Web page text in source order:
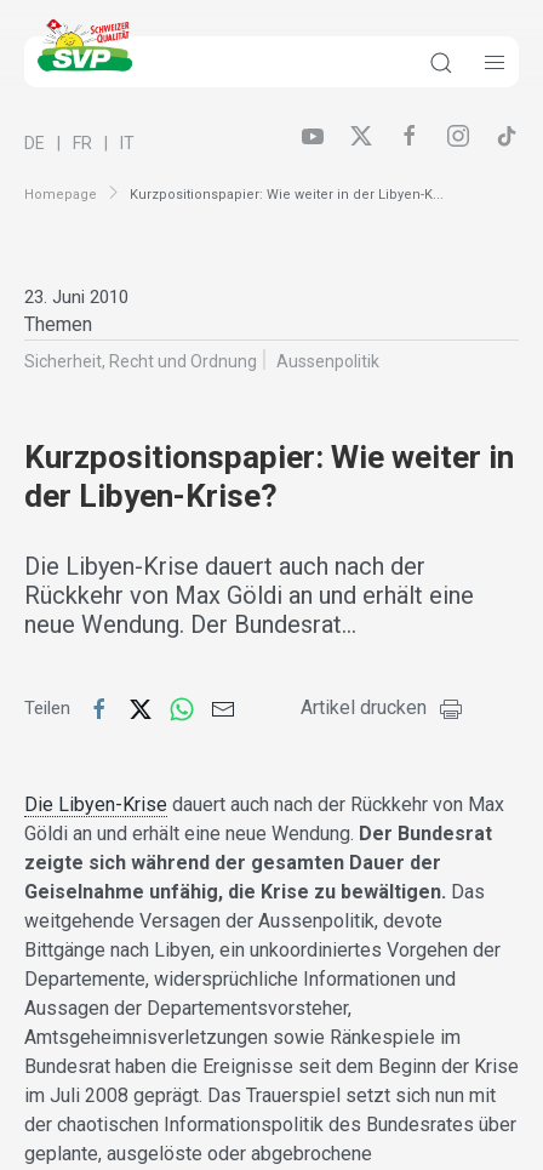
Homepage Kurzpositionspapier: Wie weiter in der Libyen-K...
DE FR IT
23. Juni 2010
Themen
Sicherheit, Recht und Ordnung Aussenpolitik
Kurzpositionspapier: Wie weiter in
der Libyen-Krise?
Die Libyen-Krise dauert auch nach der
Rückkehr von Max Göldi an und erhält eine
neue Wendung. Der Bundesrat…
Teilen Artikel drucken
Die Libyen-Krise dauert auch nach der Rückkehr von Max
Göldi an und erhält eine neue Wendung. Der Bundesrat
zeigte sich während der gesamten Dauer der
Geiselnahme unfähig, die Krise zu bewältigen. Das
weitgehende Versagen der Aussenpolitik, devote
Bittgänge nach Libyen, ein unkoordiniertes Vorgehen der
Departemente, widersprüchliche Informationen und
Aussagen der Departementsvorsteher,
Amtsgeheimnisverletzungen sowie Ränkespiele im
Bundesrat haben die Ereignisse seit dem Beginn der Krise
im Juli 2008 geprägt. Das Trauerspiel setzt sich nun mit
der chaotischen Informationspolitik des Bundesrates über
geplante, ausgelöste oder abgebrochene